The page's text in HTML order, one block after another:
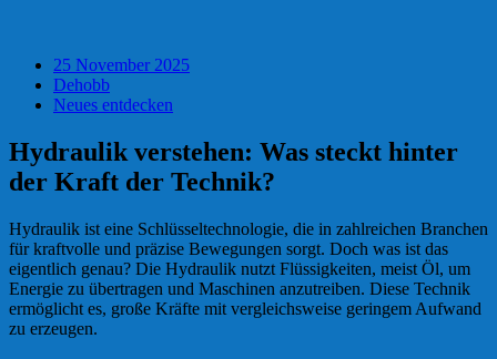
25 November 2025
Dehobb
Neues entdecken
Hydraulik verstehen: Was steckt hinter
der Kraft der Technik?
Hydraulik ist eine Schlüsseltechnologie, die in zahlreichen Branchen
für kraftvolle und präzise Bewegungen sorgt. Doch was ist das
eigentlich genau? Die Hydraulik nutzt Flüssigkeiten, meist Öl, um
Energie zu übertragen und Maschinen anzutreiben. Diese Technik
ermöglicht es, große Kräfte mit vergleichsweise geringem Aufwand
zu erzeugen.